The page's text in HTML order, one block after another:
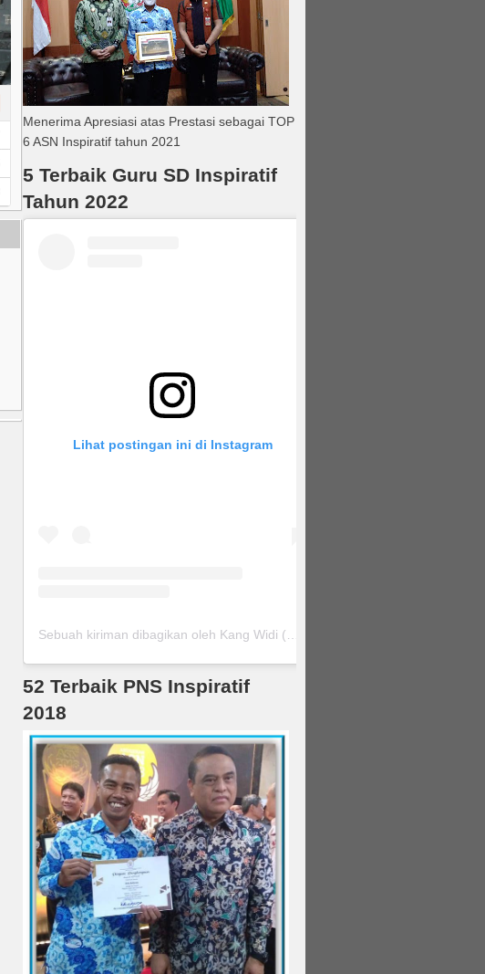
Menerima Apresiasi atas Prestasi sebagai TOP
6 ASN Inspiratif tahun 2021
5 Terbaik Guru SD Inspiratif
Tahun 2022
Lihat postingan ini di Instagram
52 Terbaik PNS Inspiratif
2018